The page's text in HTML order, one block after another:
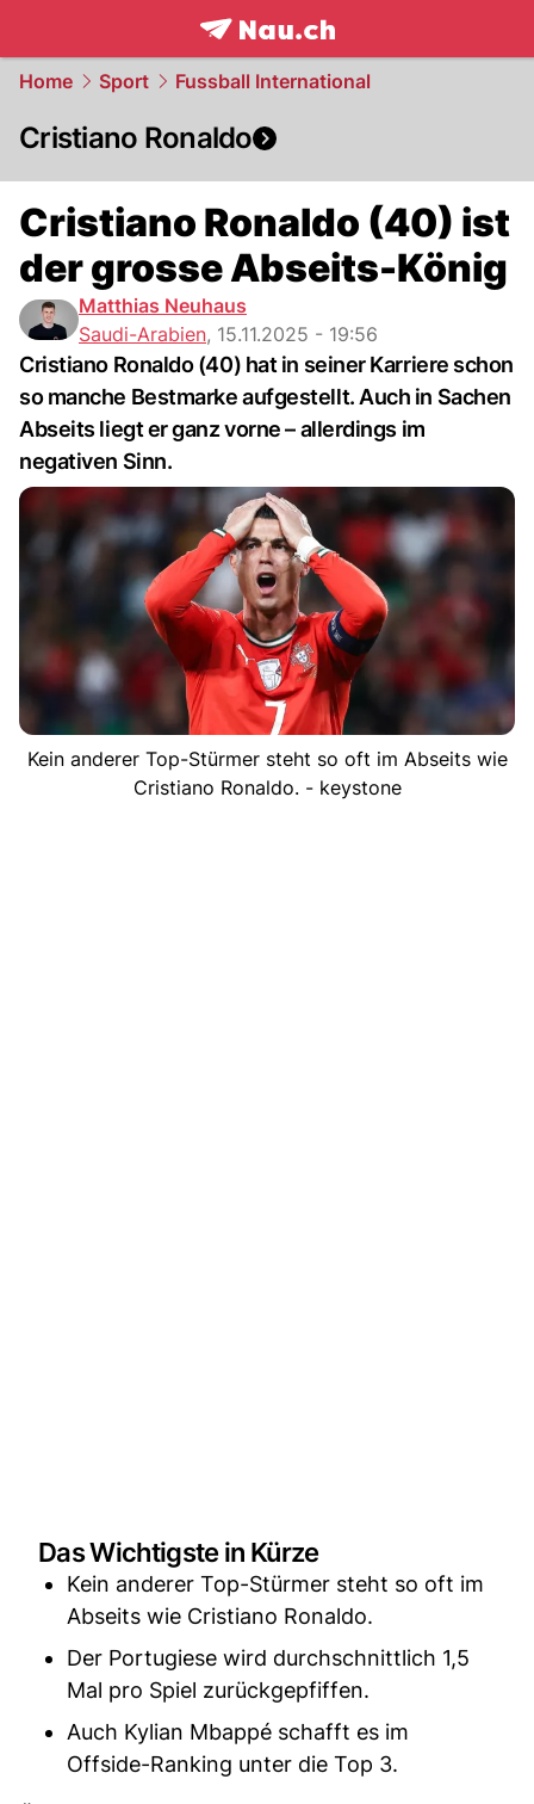
frontpage.NAU.ch
Home Sport Fussball International
Cristiano Ronaldo
Cristiano Ronaldo (40) ist
der grosse Abseits-König
Matthias Neuhaus
Saudi-Arabien, 15.11.2025 - 19:56
Cristiano Ronaldo (40) hat in seiner Karriere schon
so manche Bestmarke aufgestellt. Auch in Sachen
Abseits liegt er ganz vorne – allerdings im
negativen Sinn.
Kein anderer Top-Stürmer steht so oft im Abseits wie
Cristiano Ronaldo. - keystone
Das Wichtigste in Kürze
Kein anderer Top-Stürmer steht so oft im
Abseits wie Cristiano Ronaldo.
Der Portugiese wird durchschnittlich 1,5
Mal pro Spiel zurückgepfiffen.
Auch Kylian Mbappé schafft es im
Offside-Ranking unter die Top 3.